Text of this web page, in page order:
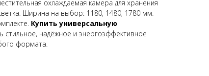
охлаждаемая камера для хранения
Ширина на выбор: 1180, 1480, 1780 мм.
Купить универсальную
стильное, надёжное и энергоэффективное
формата.